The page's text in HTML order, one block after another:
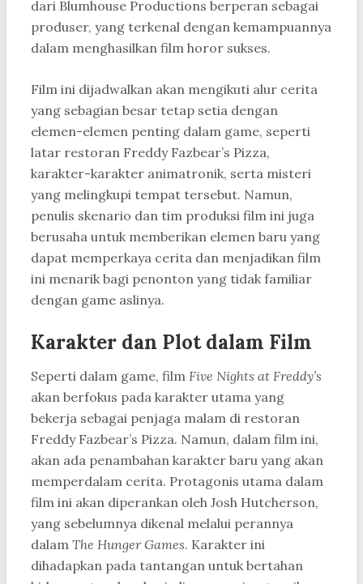
dari Blumhouse Productions berperan sebagai
produser, yang terkenal dengan kemampuannya
dalam menghasilkan film horor sukses.
Film ini dijadwalkan akan mengikuti alur cerita
yang sebagian besar tetap setia dengan
elemen-elemen penting dalam game, seperti
latar restoran Freddy Fazbear’s Pizza,
karakter-karakter animatronik, serta misteri
yang melingkupi tempat tersebut. Namun,
penulis skenario dan tim produksi film ini juga
berusaha untuk memberikan elemen baru yang
dapat memperkaya cerita dan menjadikan film
ini menarik bagi penonton yang tidak familiar
dengan game aslinya.
Karakter dan Plot dalam Film
Seperti dalam game, film Five Nights at Freddy’s
akan berfokus pada karakter utama yang
bekerja sebagai penjaga malam di restoran
Freddy Fazbear’s Pizza. Namun, dalam film ini,
akan ada penambahan karakter baru yang akan
memperdalam cerita. Protagonis utama dalam
film ini akan diperankan oleh Josh Hutcherson,
yang sebelumnya dikenal melalui perannya
dalam The Hunger Games. Karakter ini
dihadapkan pada tantangan untuk bertahan